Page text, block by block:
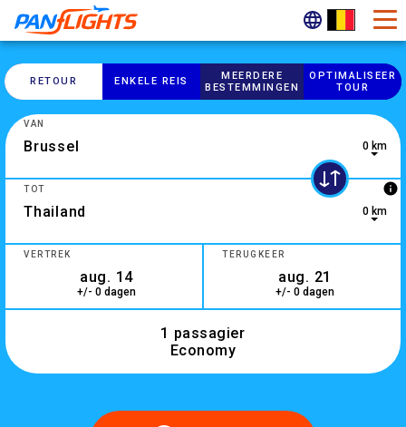
RETOUR ENKELE REIS
MEERDERE
BESTEMMINGEN
OPTIMALISEER
TOUR
0 results are available, use up and down arrow keys to
VAN
0 km
10 results are available, use up and down arrow keys to
TOT info
0 km
VERTREK
+/- 0 dagen
TERUGKEER
+/- 0 dagen
1 passagier
Economy